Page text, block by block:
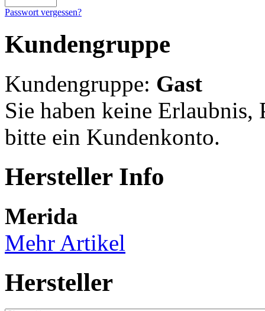
Passwort vergessen?
Kundengruppe
Kundengruppe: Gast
Sie haben keine Erlaubnis,
bitte ein Kundenkonto.
Hersteller Info
Merida
Mehr Artikel
Hersteller